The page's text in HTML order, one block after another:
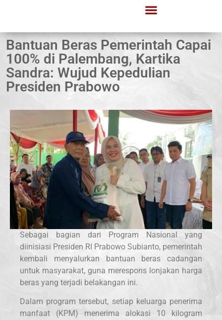
Bantuan Beras Pemerintah Capai
100% di Palembang, Kartika
Sandra: Wujud Kepedulian
Presiden Prabowo
Sebagai bagian dari Program Nasional yang
diinisiasi Presiden RI Prabowo Subianto, pemerintah
kembali menyalurkan bantuan beras cadangan
untuk masyarakat, guna merespons lonjakan harga
beras yang terjadi belakangan ini.
Dalam program tersebut, setiap keluarga penerima
manfaat (KPM) menerima alokasi 10 kilogram